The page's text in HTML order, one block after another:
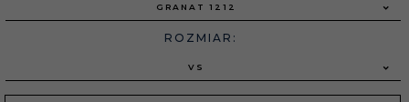
GRANAT 1212
ROZMIAR:
VS